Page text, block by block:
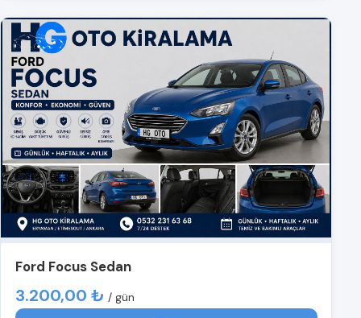
Ford Focus Sedan
3.200,00 ₺ / gün